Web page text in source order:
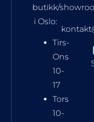
butikk/
i Oslo:
Tirs-
Ons
10-
17
Tors
10-